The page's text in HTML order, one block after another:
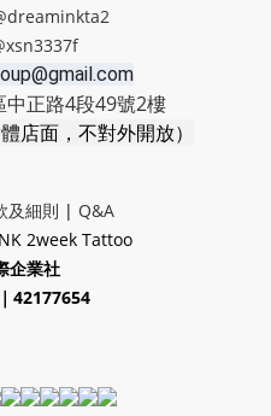
中正路4段49號2樓
店面，不對外開放）
及細則 | Q&A
2week Tattoo
企業社
42177654